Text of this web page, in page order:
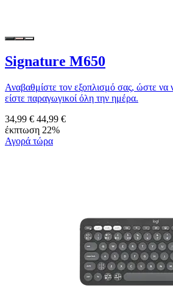
Signature M650
Αναβαθμίστε τον εξοπλισμό σας, ώστε να
είστε παραγωγικοί όλη την ημέρα.
34,99 € 44,99 €
έκπτωση 22%
Αγορά τώρα